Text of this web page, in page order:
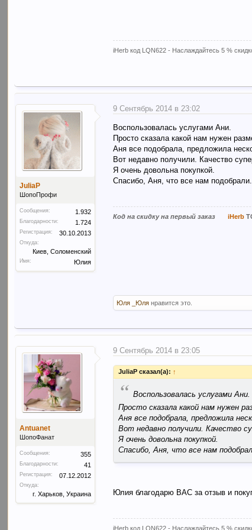
iHerb код LQN622 - Наслаждайтесь 5 %
JuliaP
ШопоПрофи
Сообщения: 1.932
Благодарности: 1.724
Регистрация: 30.10.2013
Откуда:
Киев, Соломенский
Имя: Юлия
9 Сентябрь 2014 в 23:02
Воспользовалась услугами Ани.
Просто сказала какой нам нужен
Аня все подобрала, предложила
Вот недавно получили. Качество
Я очень довольна покупкой.
Спасибо, Аня, что все нам подобрали.
Код на скидку на первый заказ iHerb
Юля _Юля нравится это.
Antuanet
ШопоФанат
Сообщения: 355
Благодарности: 41
Регистрация: 07.12.2012
Откуда:
г. Харьков, Украина
9 Сентябрь 2014 в 23:05
JuliaP сказал(а): ↑
“ Воспользовалась услугами Ани.
Просто сказала какой нам нужен
Аня все подобрала, предложила
Вот недавно получили. Качество
Я очень довольна покупкой.
Спасибо, Аня, что все нам
Юлия благодарю ВАС за отзыв и
iHerb код LQN622 - Наслаждайтесь 5 %